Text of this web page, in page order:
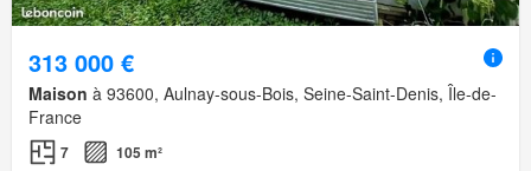
313 000 €
Maison à 93600, Aulnay-sous-Bois, Seine-Saint-Denis, Île-de-
France
7 105 m²